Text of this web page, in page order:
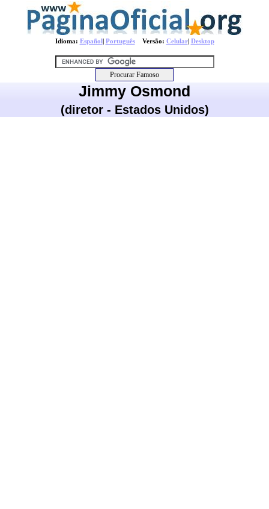
Idioma: Español| PortuguêsVersão: Celular| Desktop
Jimmy Osmond
(diretor - Estados Unidos)